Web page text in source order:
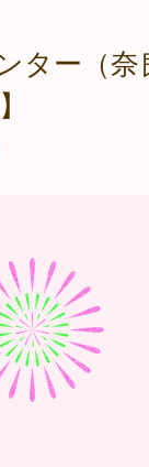
ター（